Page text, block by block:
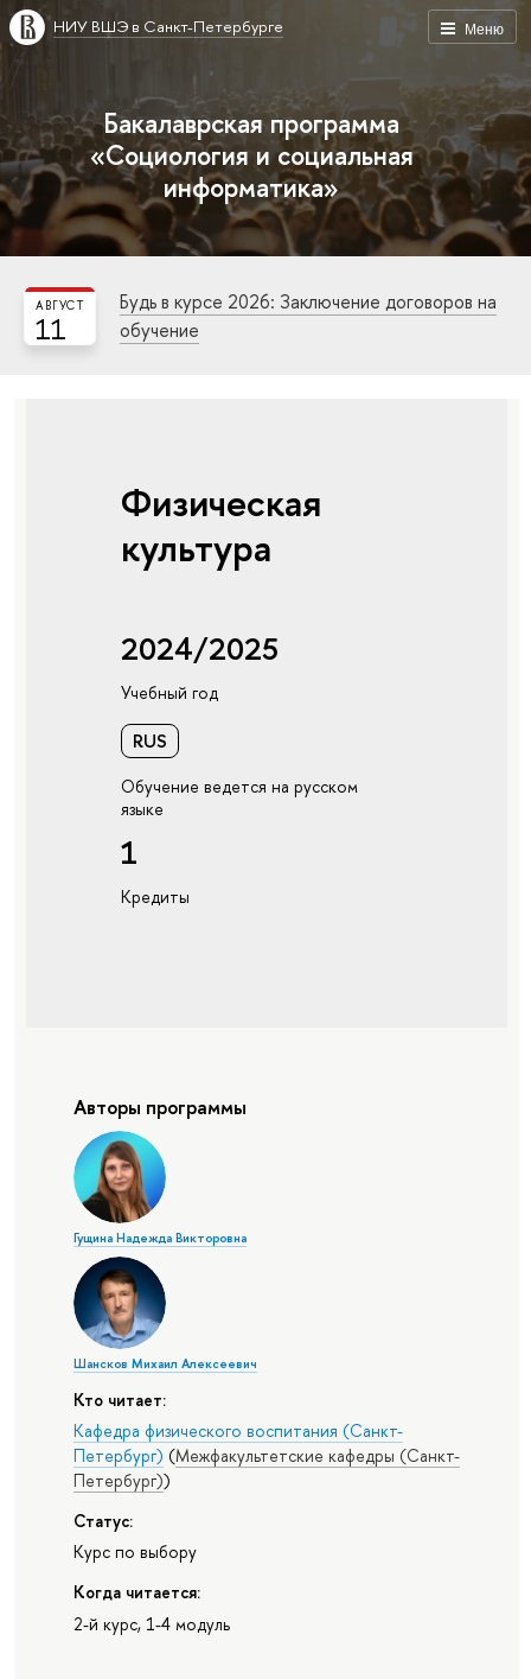
Меню
НИУ ВШЭ в Санкт-Петербурге
Бакалаврская программа
«Социология и социальная
информатика»
11
АВГУСТ
Будь в курсе 2026: Заключение договоров на
обучение
Физическая
культура
2024/2025
Учебный год
RUS
Обучение ведется на русском
языке
1
Кредиты
Авторы программы
Гущина Надежда Викторовна
Шансков Михаил Алексеевич
Кто читает:
Кафедра физического воспитания (Санкт-
Петербург) (Межфакультетские кафедры (Санкт-
Петербург))
Статус:
Курс по выбору
Когда читается:
2-й курс, 1-4 модуль